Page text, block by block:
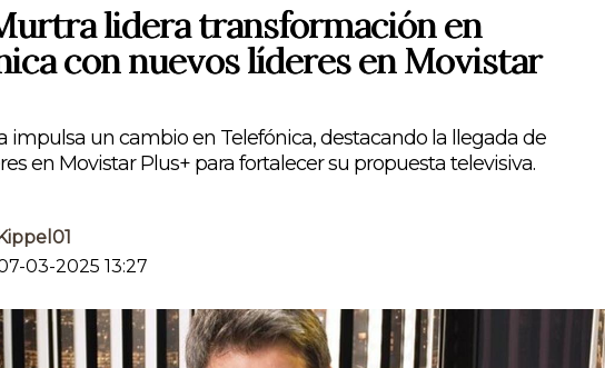
lidera transformación en
con nuevos líderes en Movistar
impulsa un cambio en Telefónica, destacando la llegada de
en Movistar Plus+ para fortalecer su propuesta televisiva.
03-2025 13:27